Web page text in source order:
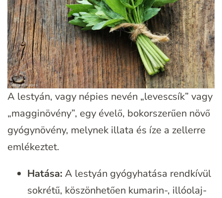
A lestyán, vagy népies nevén „levescsík” vagy
„magginövény”, egy évelő, bokorszerűen növő
gyógynövény, melynek illata és íze a zellerre
emlékeztet.
Hatása: A lestyán gyógyhatása rendkívül
sokrétű, köszönhetően kumarin-, illóolaj-